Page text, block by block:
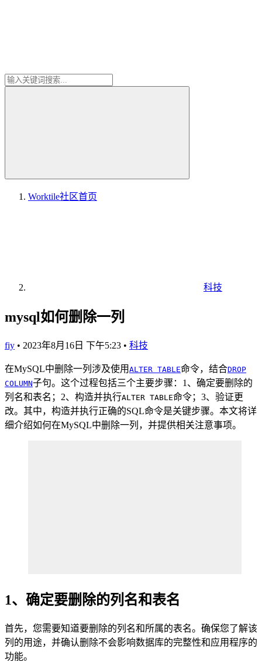
Worktile社区首页
科技
mysql如何删除一列
fiy • 2023年8月16日 下午5:23 • 科技
在MySQL中删除一列涉及使用 ALTER TABLE命令，结合DROP
COLUMN子句。这个过程包括三个主要步骤：1、确定要删除的
列名和表名；2、构造并执行ALTER TABLE命令；3、验证更
改。其中，构造并执行正确的SQL命令是关键步骤。本文将详
细介绍如何在MySQL中删除一列，并提供相关注意事项。
1、确定要删除的列名和表名
首先，您需要知道要删除的列名和所属的表名。确保您了解该
列的用途，并确认删除不会影响数据库的完整性和应用程序的
功能。